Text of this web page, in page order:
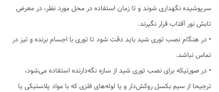
سرپوشیده نگهداری شوند و تا زمان استفاده در محل مورد نظر، در معرض
تابش نور آفتاب قرار نگیرند.
• در هنگام نصب توری شید باید دقت شود تا توری‌ با اجسام برنده و تیز در
تماس نباشد.
• در صورتیکه برای نصب توری شید از سازه نگه‌دارنده استفاده می‌شود،
ترجیحا از سیم بکسل روکش‌دار و یا لوله‌های فلزی که با مواد پلاستیکی یا